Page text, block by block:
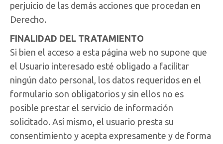
perjuicio de las demás acciones que procedan en
Derecho.
FINALIDAD DEL TRATAMIENTO
Si bien el acceso a esta página web no supone que
el Usuario interesado esté obligado a facilitar
ningún dato personal, los datos requeridos en el
formulario son obligatorios y sin ellos no es
posible prestar el servicio de información
solicitado. Así mismo, el usuario presta su
consentimiento y acepta expresamente y de forma